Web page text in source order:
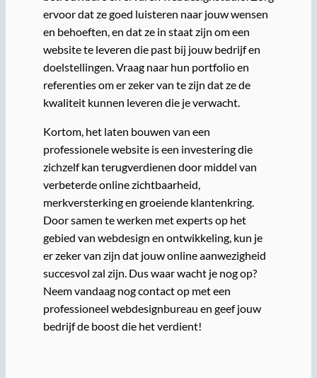
ervoor dat ze goed luisteren naar jouw wensen
en behoeften, en dat ze in staat zijn om een
website te leveren die past bij jouw bedrijf en
doelstellingen. Vraag naar hun portfolio en
referenties om er zeker van te zijn dat ze de
kwaliteit kunnen leveren die je verwacht.
Kortom, het laten bouwen van een
professionele website is een investering die
zichzelf kan terugverdienen door middel van
verbeterde online zichtbaarheid,
merkversterking en groeiende klantenkring.
Door samen te werken met experts op het
gebied van webdesign en ontwikkeling, kun je
er zeker van zijn dat jouw online aanwezigheid
succesvol zal zijn. Dus waar wacht je nog op?
Neem vandaag nog contact op met een
professioneel webdesignbureau en geef jouw
bedrijf de boost die het verdient!